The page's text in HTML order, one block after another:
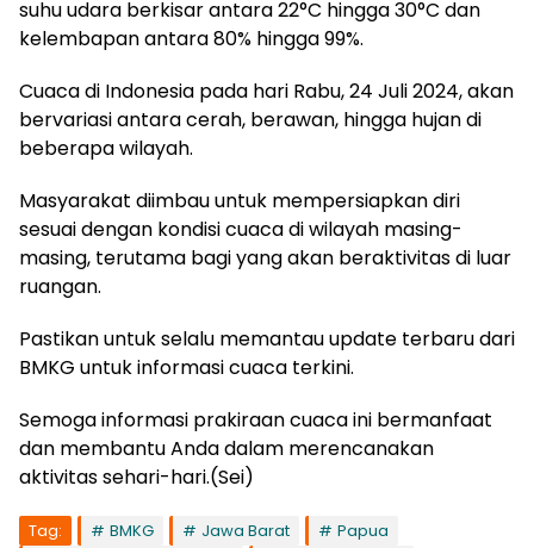
suhu udara berkisar antara 22°C hingga 30°C dan
kelembapan antara 80% hingga 99%.
Cuaca di Indonesia pada hari Rabu, 24 Juli 2024, akan
bervariasi antara cerah, berawan, hingga hujan di
beberapa wilayah.
Masyarakat diimbau untuk mempersiapkan diri
sesuai dengan kondisi cuaca di wilayah masing-
masing, terutama bagi yang akan beraktivitas di luar
ruangan.
Pastikan untuk selalu memantau update terbaru dari
BMKG untuk informasi cuaca terkini.
Semoga informasi prakiraan cuaca ini bermanfaat
dan membantu Anda dalam merencanakan
aktivitas sehari-hari.(Sei)
Tag: BMKG Jawa Barat
Papua